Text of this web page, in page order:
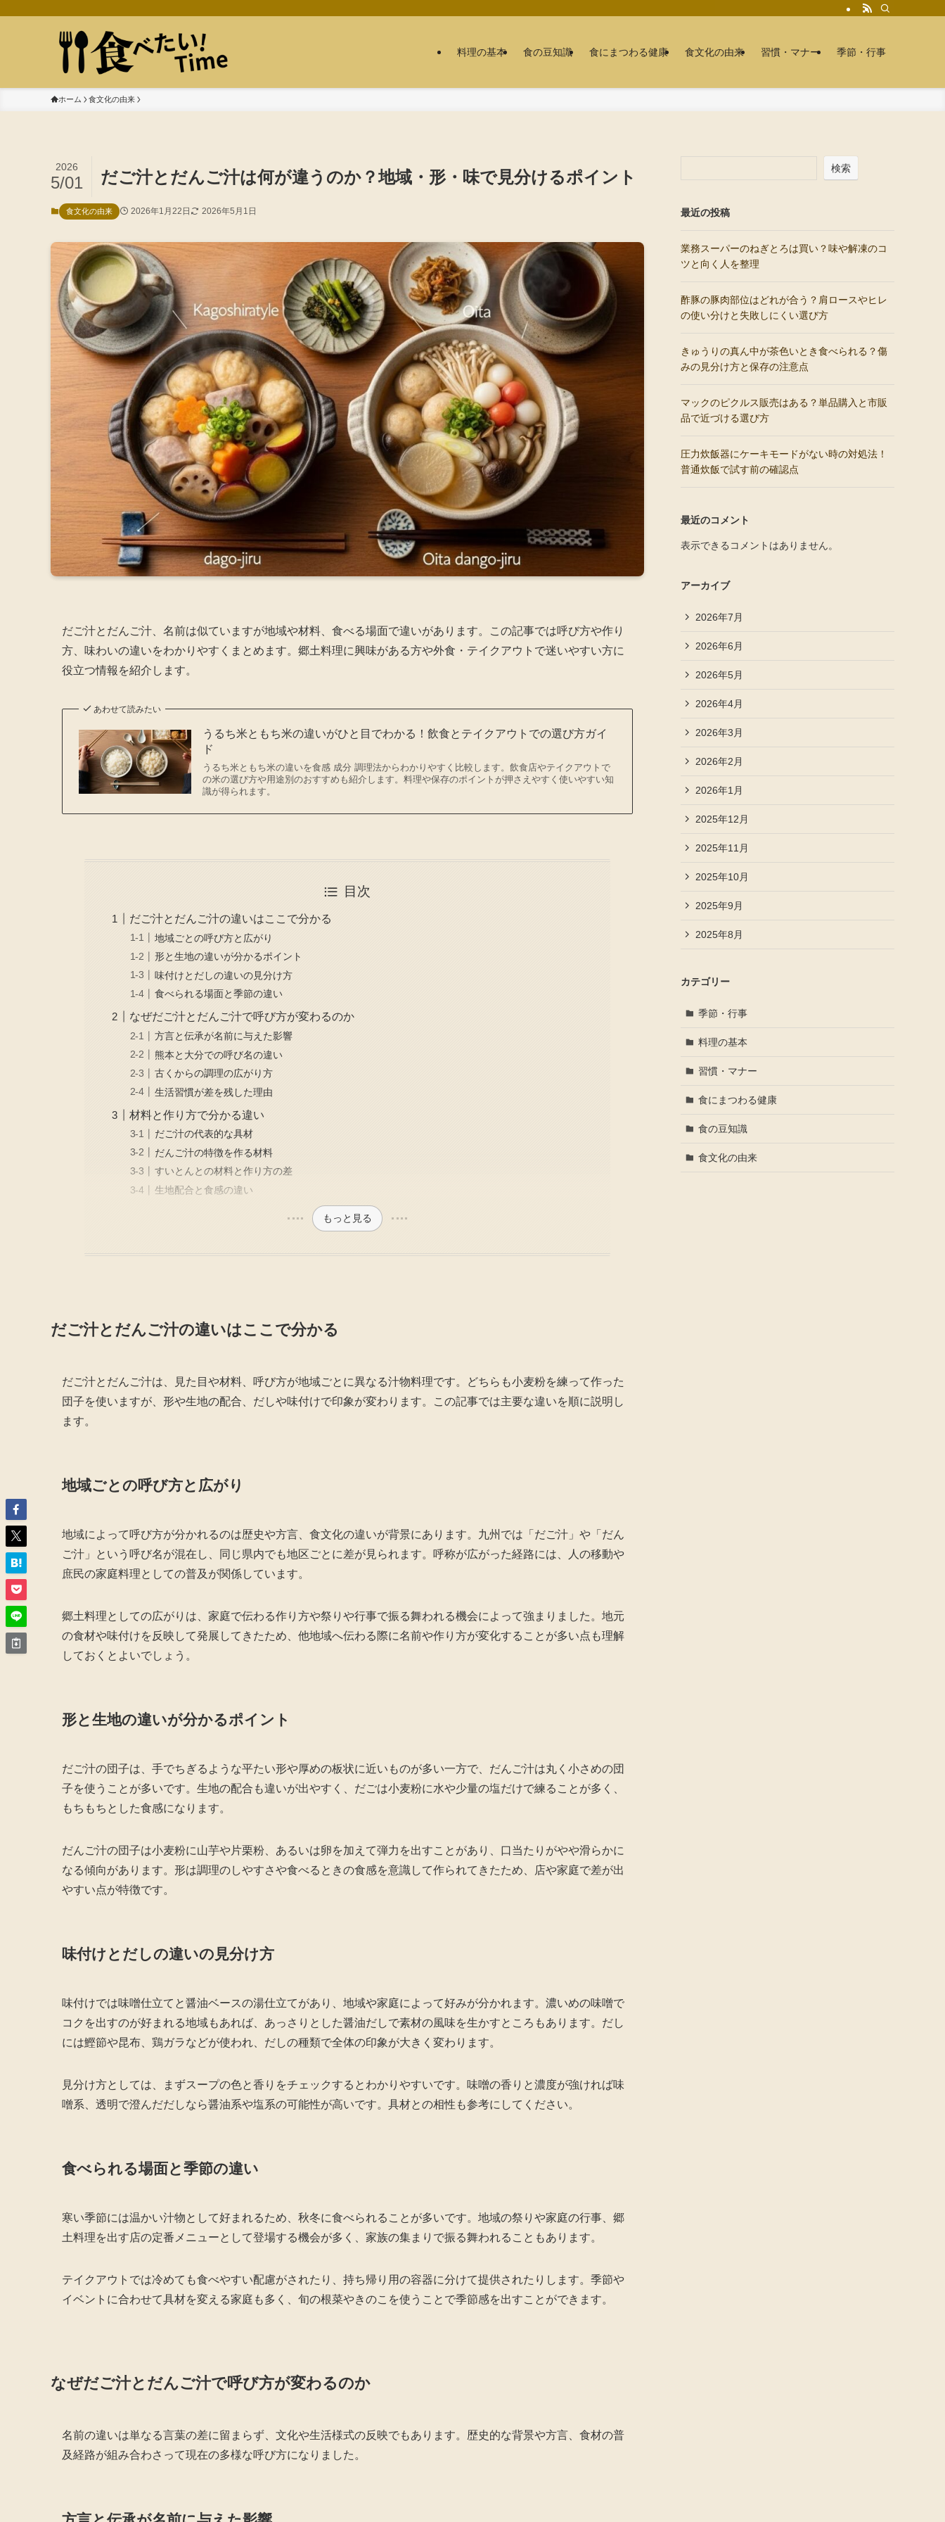
料理の基本 食の豆知識 食にまつわる健康 食文化の由来 習慣・マナー 季節・行事
ホーム 食文化の由来
だご汁とだんご汁は何が違うのか？地域・形・味で見分けるポイント
2026
5/01
食文化の由来 2026年1月22日 2026年5月1日
だご汁とだんご汁、名前は似ていますが地域や材料、食べる場面で違いがあります。この記事では呼び方や作り
方、味わいの違いをわかりやすくまとめます。郷土料理に興味がある方や外食・テイクアウトで迷いやすい方に
役立つ情報を紹介します。
あわせて読みたい
うるち米ともち米の違いがひと目でわかる！飲食とテイクアウトでの選び方ガイ
ド
うるち米ともち米の違いを食感 成分 調理法からわかりやすく比較します。飲食店やテイクアウトで
の米の選び方や用途別のおすすめも紹介します。料理や保存のポイントが押さえやすく使いやすい知
識が得られます。
目次
だご汁とだんご汁の違いはここで分かる
地域ごとの呼び方と広がり
形と生地の違いが分かるポイント
味付けとだしの違いの見分け方
食べられる場面と季節の違い
なぜだご汁とだんご汁で呼び方が変わるのか
方言と伝承が名前に与えた影響
熊本と大分での呼び名の違い
古くからの調理の広がり方
生活習慣が差を残した理由
材料と作り方で分かる違い
だご汁の代表的な具材
だんご汁の特徴を作る材料
すいとんとの材料と作り方の差
生地配合と食感の違い
もっと見る
だご汁とだんご汁の違いはここで分かる
だご汁とだんご汁は、見た目や材料、呼び方が地域ごとに異なる汁物料理です。どちらも小麦粉を練って作った
団子を使いますが、形や生地の配合、だしや味付けで印象が変わります。この記事では主要な違いを順に説明し
ます。
地域ごとの呼び方と広がり
地域によって呼び方が分かれるのは歴史や方言、食文化の違いが背景にあります。九州では「だご汁」や「だん
ご汁」という呼び名が混在し、同じ県内でも地区ごとに差が見られます。呼称が広がった経路には、人の移動や
庶民の家庭料理としての普及が関係しています。
郷土料理としての広がりは、家庭で伝わる作り方や祭りや行事で振る舞われる機会によって強まりました。地元
の食材や味付けを反映して発展してきたため、他地域へ伝わる際に名前や作り方が変化することが多い点も理解
しておくとよいでしょう。
形と生地の違いが分かるポイント
だご汁の団子は、手でちぎるような平たい形や厚めの板状に近いものが多い一方で、だんご汁は丸く小さめの団
子を使うことが多いです。生地の配合も違いが出やすく、だごは小麦粉に水や少量の塩だけで練ることが多く、
もちもちとした食感になります。
だんご汁の団子は小麦粉に山芋や片栗粉、あるいは卵を加えて弾力を出すことがあり、口当たりがやや滑らかに
なる傾向があります。形は調理のしやすさや食べるときの食感を意識して作られてきたため、店や家庭で差が出
やすい点が特徴です。
味付けとだしの違いの見分け方
味付けでは味噌仕立てと醤油ベースの湯仕立てがあり、地域や家庭によって好みが分かれます。濃いめの味噌で
コクを出すのが好まれる地域もあれば、あっさりとした醤油だしで素材の風味を生かすところもあります。だし
には鰹節や昆布、鶏ガラなどが使われ、だしの種類で全体の印象が大きく変わります。
見分け方としては、まずスープの色と香りをチェックするとわかりやすいです。味噌の香りと濃度が強ければ味
噌系、透明で澄んだだしなら醤油系や塩系の可能性が高いです。具材との相性も参考にしてください。
食べられる場面と季節の違い
寒い季節には温かい汁物として好まれるため、秋冬に食べられることが多いです。地域の祭りや家庭の行事、郷
土料理を出す店の定番メニューとして登場する機会が多く、家族の集まりで振る舞われることもあります。
テイクアウトでは冷めても食べやすい配慮がされたり、持ち帰り用の容器に分けて提供されたりします。季節や
イベントに合わせて具材を変える家庭も多く、旬の根菜やきのこを使うことで季節感を出すことができます。
なぜだご汁とだんご汁で呼び方が変わるのか
名前の違いは単なる言葉の差に留まらず、文化や生活様式の反映でもあります。歴史的な背景や方言、食材の普
及経路が組み合わさって現在の多様な呼び方になりました。
検索
最近の投稿
業務スーパーのねぎとろは買い？味や解凍のコ
ツと向く人を整理
酢豚の豚肉部位はどれが合う？肩ロースやヒレ
の使い分けと失敗しにくい選び方
きゅうりの真ん中が茶色いとき食べられる？傷
みの見分け方と保存の注意点
マックのピクルス販売はある？単品購入と市販
品で近づける選び方
圧力炊飯器にケーキモードがない時の対処法！
普通炊飯で試す前の確認点
最近のコメント
表示できるコメントはありません。
アーカイブ
2026年7月
2026年6月
2026年5月
2026年4月
2026年3月
2026年2月
2026年1月
2025年12月
2025年11月
2025年10月
2025年9月
2025年8月
カテゴリー
季節・行事
料理の基本
習慣・マナー
食にまつわる健康
食の豆知識
食文化の由来